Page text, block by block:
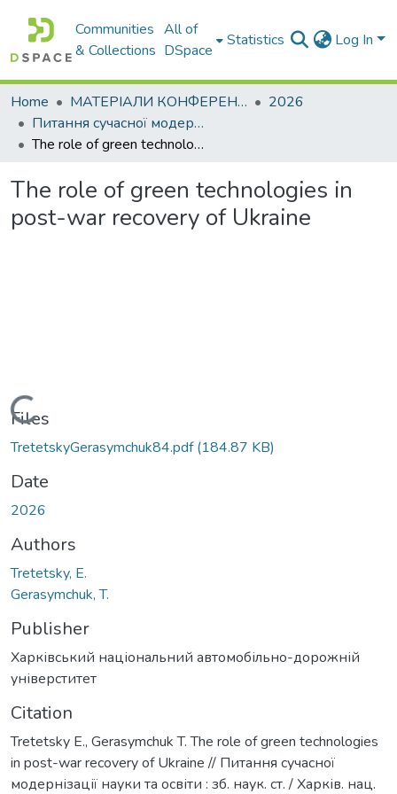
Communities
& Collections
All of
DSpace
Statistics Log In
Home МАТЕРІАЛИ КОНФЕРЕНЦІЙ
2026
Питання сучасної модернізації науки та освіти– 2026. Частина 5
The role of green technologies in post-war recovery of Ukraine
The role of green technologies in
post-war recovery of Ukraine
Loading...
Files
TretetskyGerasymchuk84.pdf(184.87 KB)
Date
2026
Authors
Tretetsky, E.
Gerasymchuk, T.
Publisher
Харківський національний автомобільно-дорожній
універститет
Citation
Tretetsky E., Gerasymchuk T. The role of green technologies
in post-war recovery of Ukraine // Питання сучасної
модернізації науки та освіти : зб. наук. ст. / Харків. нац.